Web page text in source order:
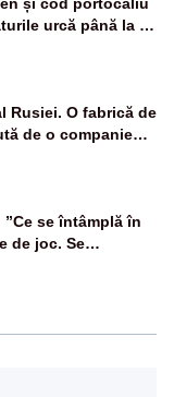
urcă până la 38
tropicale
Rusiei. O fabrică de
de o companie
o rachetă
se întâmplă în
de joc. Se
de prost”